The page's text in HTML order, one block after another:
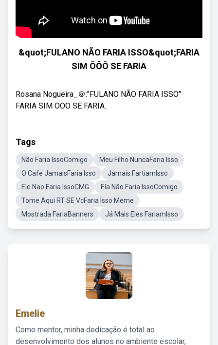
&quot;FULANO NÃO FARIA ISSO&quot;FARIA
SIM ÔÔÔ SE FARIA
Rosana Nogueira_＠:"FULANO NÃO FARIA ISSO"
FARIA SIM OOO SE FARIA.
Tags
Não Faria IssoComigo
Meu Filho NuncaFaria Isso
O Cafe JamaisFaria Isso
Jamais FartiamIsso
Ele Nao Faria IssoCMG
Ela Não Faria IssoComigo
Tome Aqui RT SE VcFaria Isso Meme
Mostrada FariaBanners
Já Mais Eles FariamIsso
Emelie
Como mentor, minha dedicação é total ao
desenvolvimento dos alunos no ambiente escolar,